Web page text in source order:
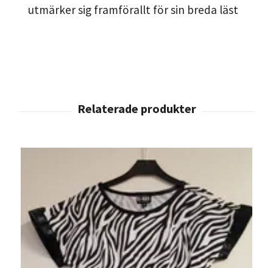
utmärker sig framförallt för sin breda läst